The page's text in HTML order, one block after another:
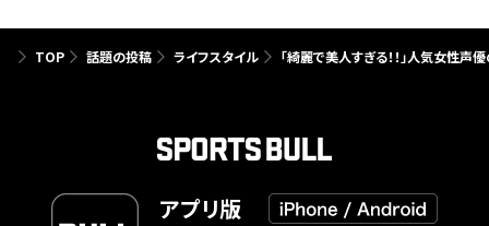
TOP 話題の投稿 ライフスタイル 「綺麗で美人すぎる！！」人気女性
アプリ版